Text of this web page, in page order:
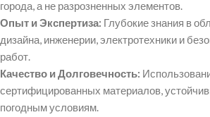
города, а не разрозненных элементов.
Опыт и Экспертиза: Глубокие знания в
дизайна, инженерии, электротехники и
работ.
Качество и Долговечность:
сертифицированных материалов,
погодным условиям.